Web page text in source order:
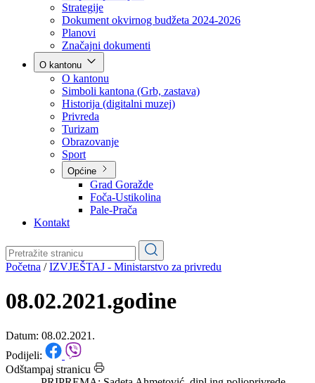
Poslovnik
Program rada Vlade
Ekspoze premijera
Strategije
Dokument okvirnog budžeta 2024-2026
Planovi
Značajni dokumenti
O kantonu
O kantonu
Simboli kantona (Grb, zastava)
Historija (digitalni muzej)
Privreda
Turizam
Obrazovanje
Općine
Pale-Prača
Kontakt
Početna/IZVJEŠTAJ - Ministarstvo za privredu
08.02.2021.godine
Datum: 08.02.2021.